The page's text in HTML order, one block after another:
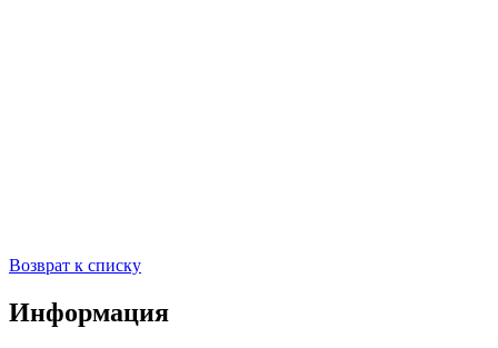
Возврат к списку
Информация